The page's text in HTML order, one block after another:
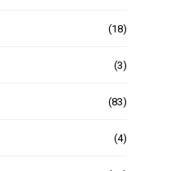
(18)
(3)
(83)
(4)